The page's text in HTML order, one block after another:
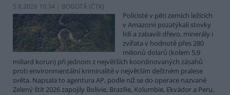
5.8.2026 10:34 | BOGOTÁ (ČTK)
Policisté v pěti zemích ležících
v Amazonii pozatýkali stovky
lidí a zabavili dřevo, minerály i
zvířata v hodnotě přes 280
milionů dolarů (kolem 5,9
miliard korun) při jednom z největších koordinovaných zásahů
proti environmentální kriminalitě v největším deštném pralese
světa. Napsala to agentura AP, podle níž se do operace nazvané
Zelený štít 2026 zapojily Bolívie, Brazílie, Kolumbie, Ekvádor a Peru.